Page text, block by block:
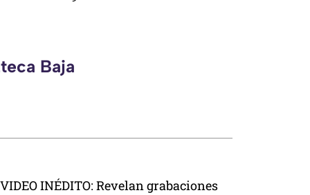
Baja
VIDEO INÉDITO: Revelan grabaciones